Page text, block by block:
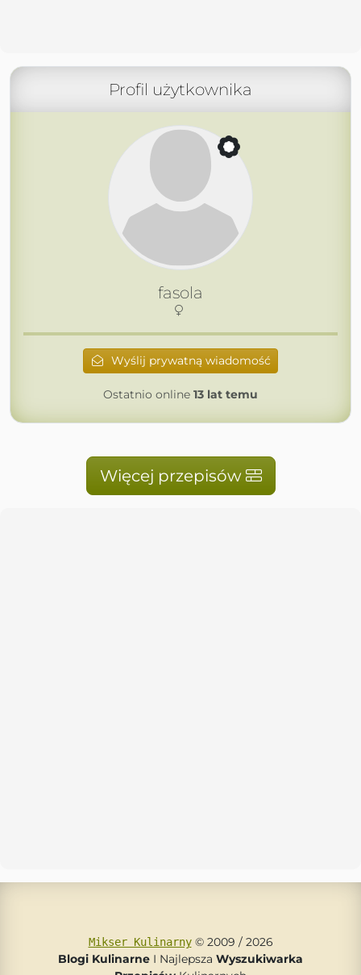
Profil użytkownika
fasola
Wyślij prywatną wiadomość
Ostatnio online 13 lat temu
Więcej przepisów
Mikser Kulinarny© 2009 / 2026
Blogi Kulinarne I Najlepsza Wyszukiwarka